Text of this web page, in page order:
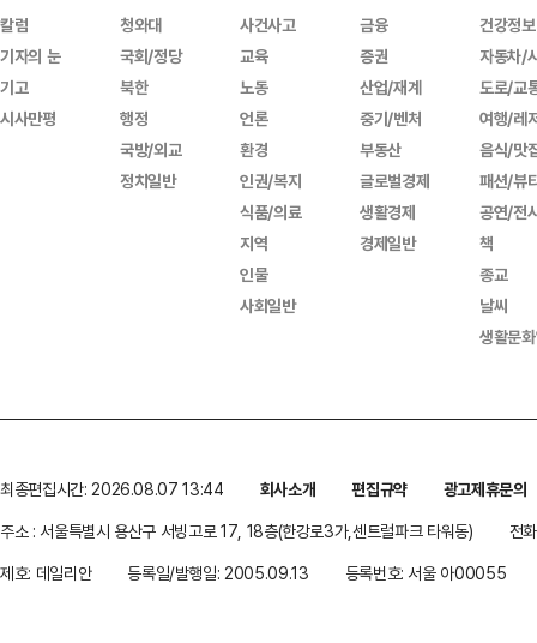
칼럼
기자의 눈
기고
시사만평
청와대
국회/정당
북한
행정
국방/외교
정치일반
사건사고
교육
노동
언론
환경
인권/복지
식품/의료
지역
인물
사회일반
금융
증권
산업/재계
중기/벤처
부동산
글로벌경제
생활경제
경제일반
건강정보
자동차/
도로/교
여행/레
음식/맛
패션/뷰
공연/전
책
종교
날씨
생활문
최종편집시간: 2026.08.07 13:44 회사소개 편집규약
광고제휴문의
주소 : 서울특별시 용산구 서빙고로 17, 18층(한강로3가,센트럴파크 타워동)
전
제호: 데일리안
등록일/발행일: 2005.09.13 등록번호: 서울 아00055